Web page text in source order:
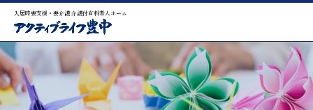
入居時要支援・要介護 介護付有料老人ホーム